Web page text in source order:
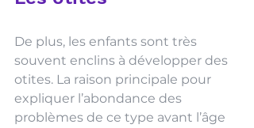
De plus, les enfants sont très
souvent enclins à développer des
otites. La raison principale pour
expliquer l’abondance des
problèmes de ce type avant l’âge